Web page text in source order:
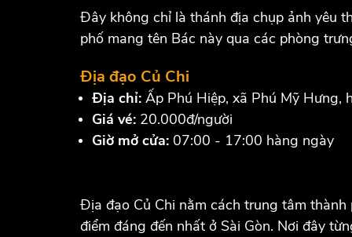
Đây không chỉ là thánh địa chụp ảnh yêu
phố mang tên Bác này qua các phòng
Địa đạo Củ Chi
Địa chỉ: Ấp Phú Hiệp, xã Phú Mỹ Hưng,
Giá vé: 20.000đ/người
Giờ mở cửa: 07:00 - 17:00 hàng ngày
Địa đạo Củ Chi nằm cách trung tâm
điểm đáng đến nhất ở Sài Gòn. Nơi đây